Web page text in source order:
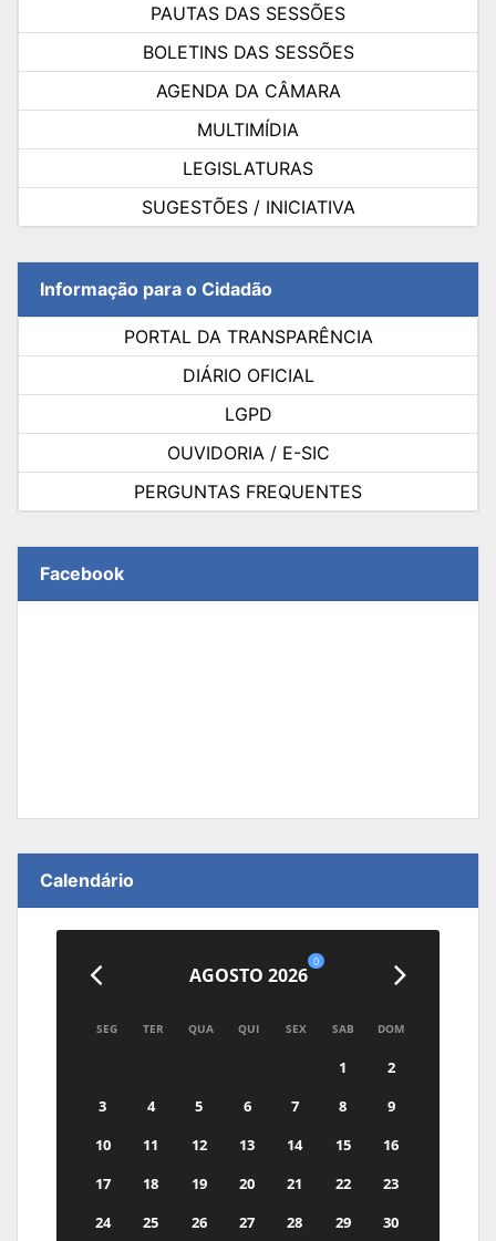
PAUTAS DAS SESSÕES
BOLETINS DAS SESSÕES
AGENDA DA CÂMARA
MULTIMÍDIA
LEGISLATURAS
SUGESTÕES / INICIATIVA
Informação para o Cidadão
PORTAL DA TRANSPARÊNCIA
DIÁRIO OFICIAL
LGPD
OUVIDORIA / E-SIC
PERGUNTAS FREQUENTES
Facebook
Calendário
AGOSTO 2026
0
SEG TER QUA QUI SEX SAB DOM
1
2
3
4 5 6 7 8
9
10
11 12 13 14 15
16
17
18 19 20 21 22
23
24
25 26 27 28 29
30